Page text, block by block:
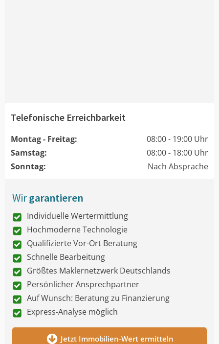
Telefonische Erreichbarkeit
Montag - Freitag:
08:00 - 19:00 Uhr
Samstag:
08:00 - 18:00 Uhr
Sonntag:
Nach Absprache
Wirgarantieren
Individuelle Wertermittlung
Hochmoderne Technologie
Qualifizierte Vor-Ort Beratung
Schnelle Bearbeitung
Größtes Maklernetzwerk Deutschlands
Persönlicher Ansprechpartner
Auf Wunsch: Beratung zu Finanzierung
Express-Analyse möglich
Jetzt Immobilien-Wert ermitteln